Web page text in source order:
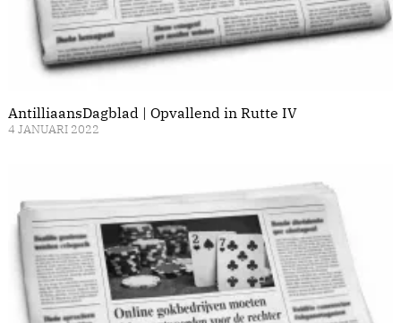
AntilliaansDagblad | Opvallend in Rutte IV
4 JANUARI 2022